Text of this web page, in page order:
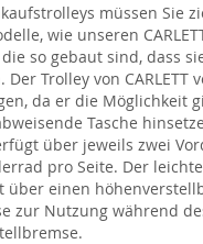
müssen Sie
wie unseren
so gebaut sind, dass
Trolley von CARLETT
da er die Möglichkeit
Tasche
über jeweils zwei
pro Seite. Der
über einen
zur Nutzung während